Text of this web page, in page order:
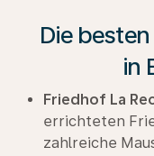
Die
in
Friedhof La
errichteten
zahlreiche